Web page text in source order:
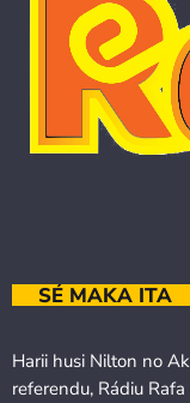
SÉ MAKA ITA
Harii husi Nilton no
referendu, Rádiu